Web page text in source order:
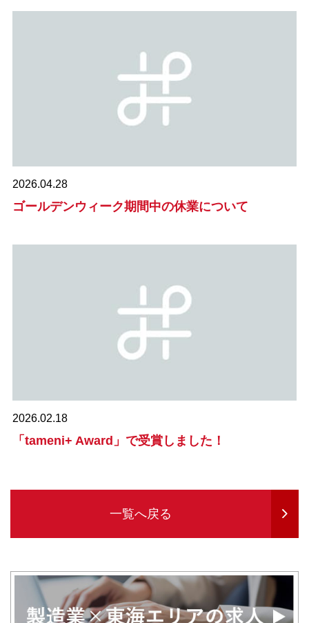
2026.04.28
ゴールデンウィーク期間中の休業について
2026.02.18
「tameni+ Award」で受賞しました！
一覧へ戻る